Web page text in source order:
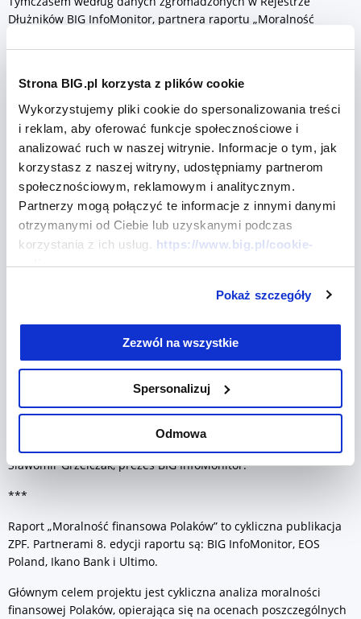
Strona BIG.pl korzysta z plików cookie
Wykorzystujemy pliki cookie do spersonalizowania treści
i reklam, aby oferować funkcje społecznościowe i
analizować ruch w naszej witrynie. Informacje o tym, jak
korzystasz z naszej witryny, udostępniamy partnerom
społecznościowym, reklamowym i analitycznym.
Partnerzy mogą połączyć te informacje z innymi danymi
otrzymanymi od Ciebie lub uzyskanymi podczas
korzystania z ich usług. https://www.big.pl/cookie-
policy
Pokaż szczegóły
Zezwól na wszystkie
Spersonalizuj
Odmowa
Dłużników BIG InfoMonitor, partnera raportu „Moralność
Funduszu Alimentacyjnego (finansowanego przez Skarb
– ta kwota w ciągu 12 miesięcy zwiększyła się o 3 mld zł.
Z kolei liczba dłużników alimentacyjnych, na których spoczywa
ta kwota, przekracza 292 tys. W ciągu 12 miesięcy przybyło ich
ponad 25 tys. Średnia zaległość alimentacyjna na osobę wynosi
więc
ponad 50 tys. zł.
Jak wynika z danych BIG InfoMonitor, mężczyźni stanowią 94
proc. dłużników alimentacyjnych. Rekordzistą jest 46-letni
- Niepłacenie alimentów to jedno z najczęściej krytykowanych
zjawisk w Polsce i problem budzący wiele negatywnych emocji.
Niestety coraz większe grono rodziców, mimo prawnego
obowiązku, rezygnuje z opłacania świadczenia alimentacyjnego
na zjawisku niealimentacji najbardziej cierpią dzieci, które nie
są winne takiego stanu rzeczy. Według statystyk Krajowej Rady
Komorniczej blisko milion z nich nie otrzymuje od swoich
rodziców alimentów, mimo sądowego orzeczenia - podkreśla
Sławomir Grzelczak, prezes BIG InfoMonitor.
***
Raport „Moralność finansowa Polaków” to cykliczna publikacja
ZPF. Partnerami 8. edycji raportu są: BIG InfoMonitor, EOS
Poland, Ikano Bank i Ultimo.
Głównym celem projektu jest cykliczna analiza moralności
finansowej Polaków, opierająca się na ocenach poszczególnych